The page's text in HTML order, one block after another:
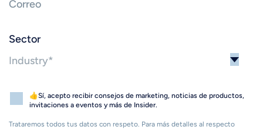
Sector
👍Sí, acepto recibir consejos de marketing, noticias de productos,
invitaciones a eventos y más de Insider.
Trataremos todos tus datos con respeto. Para más detalles al respecto